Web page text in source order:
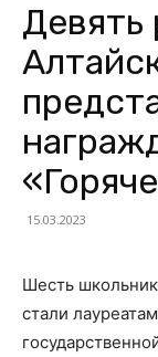
Девять
15.03.2023
Шесть
стали